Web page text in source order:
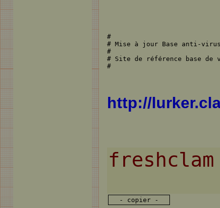
#
# Mise à jour Base anti-
#
# Site de référence base
#
http://
- copier -